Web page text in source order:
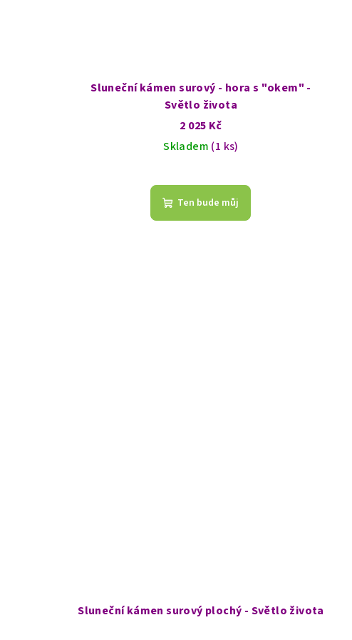
Sluneční kámen surový - hora s "okem" -
Světlo života
2 025 Kč
Skladem (1 ks)
Ten bude můj
Sluneční kámen surový plochý - Světlo života